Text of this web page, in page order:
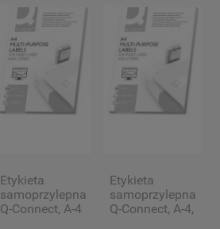
Etykieta
samoprzylepna
Q-Connect, A-4
Etykieta
samoprzylepna
Q-Connect, A-4,